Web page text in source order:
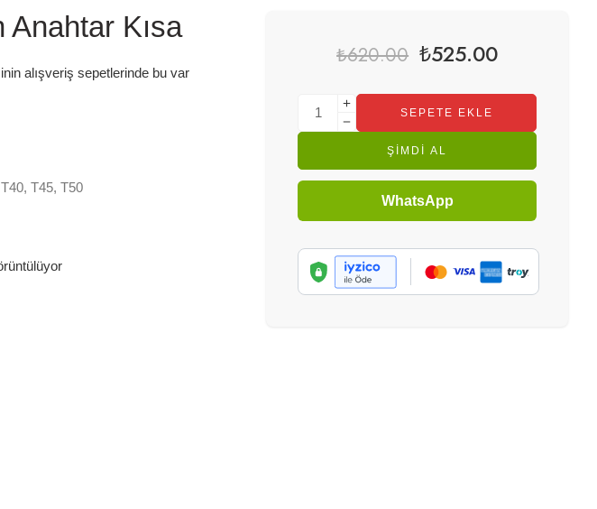
Anahtar Kısa
alışveriş sepetlerinde bu var
T45, T50
₺620.00 ₺525.00
SEPETE EKLE
ŞIMDI AL
WhatsApp